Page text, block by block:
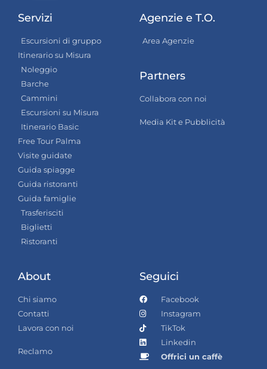
Servizi
Escursioni di gruppo
Itinerario su Misura
Noleggio
Barche
Cammini
Escursioni su Misura
Itinerario Basic
Free Tour Palma
Visite guidate
Guida spiagge
Guida ristoranti
Guida famiglie
Trasferisciti
Biglietti
Ristoranti
Agenzie e T.O.
Area Agenzie
Partners
Collabora con noi
Media Kit e Pubblicità
About
Chi siamo
Contatti
Lavora con noi
Reclamo
Seguici
Facebook
Instagram
TikTok
Linkedin
Offrici un caffè